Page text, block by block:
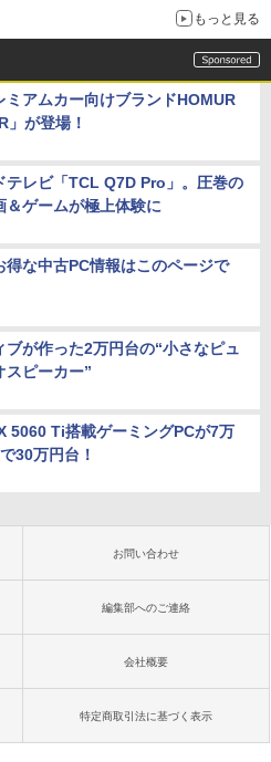
もっと見る
ミアムカー向けブランドHOMUR
」が登場！
テレビ「TCL Q7D Pro」。圧巻の
＆ゲームが極上体験に
得な中古PC情報はこのページで
ブが作った2万円台の“小さなピュ
スピーカー”
5060 Ti搭載ゲーミングPCが7万
30万円台！
お問い合わせ
編集部へのご連絡
会社概要
特定商取引法に基づく表示